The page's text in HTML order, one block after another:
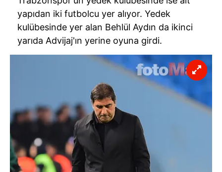
yapıdan iki futbolcu yer alıyor. Yedek
kulübesinde yer alan Behlül Aydın da ikinci
yarıda Advijaj'ın yerine oyuna girdi.